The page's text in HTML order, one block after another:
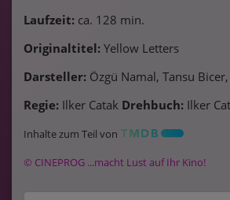
Laufzeit: ca. 128 min.
Originaltitel: Yellow Letters
Darsteller: Özgü Namal, Tansu
Regie: Ilker Catak Drehbuch: Ilker
Inhalte zum Teil von
© CINEPROG ...macht Lust auf Ihr Kino!